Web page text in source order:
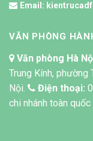
Email:
VĂN PHÒNG
Văn phòng Hà
Trung Kính, phường
Nội.
Điện thoại:
chi nhánh toàn quốc